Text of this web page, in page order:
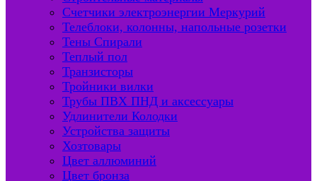
Счетчики электроэнергии Меркурий
Телеблоки, колонны, напольные розетки
Тены Спирали
Теплый пол
Транзисторы
Тройники вилки
Трубы ПВХ ПНД и аксессуары
Удлинители Колодки
Устройства защиты
Хозтовары
Цвет аллюминий
Цвет бронза